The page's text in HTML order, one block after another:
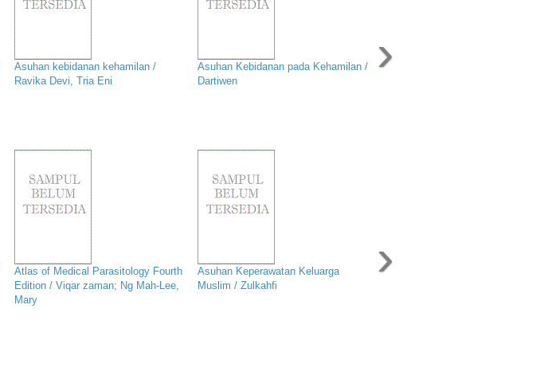
Asuhan kebidanan kehamilan /
Ravika Devi, Tria Eni
Asuhan Kebidanan pada Kehamilan /
Dartiwen
›
Atlas of Medical Parasitology Fourth
Edition / Viqar zaman; Ng Mah-Lee,
Mary
Asuhan Keperawatan Keluarga
Muslim / Zulkahfi
›